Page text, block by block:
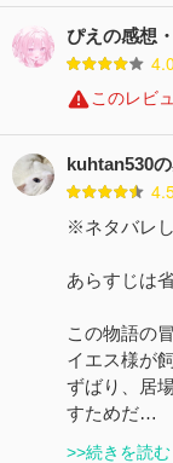
ぴえの感想
4.0
このレビ
kuhtan530
※ネタバレ
あらすじは
この物語の
イエス様が
ずばり、居
すためだ…
>>続きを読む